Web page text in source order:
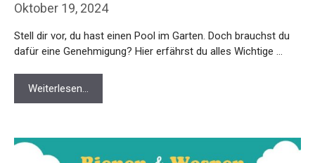
Oktober 19, 2024
Stell dir vor, du hast einen Pool im Garten. Doch brauchst du
dafür eine Genehmigung? Hier erfährst du alles Wichtige …
Weiterlesen…